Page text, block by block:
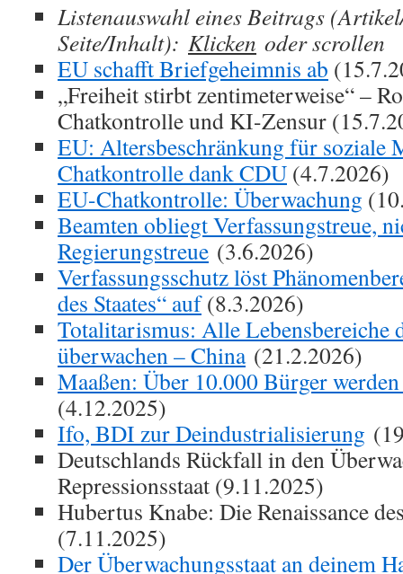
Listenauswahl eines Beitrags
Seite/Inhalt): Klicken oder scrollen
EU schafft Briefgeheimnis ab
„Freiheit stirbt zentimeterweise“ –
Chatkontrolle und KI-Zensur
EU: Altersbeschränkung für soziale
Chatkontrolle dank CDU (4.7.2026)
EU-Chatkontrolle: Überwachung
Beamten obliegt Verfassungstreue,
Regierungstreue (3.6.2026)
Verfassungsschutz löst
des Staates“ auf(8.3.2026)
Totalitarismus: Alle Lebensbereiche
überwachen – China(21.2.2026)
Maaßen: Über 10.000 Bürger
(4.12.2025)
Ifo, BDI zur Deindustrialisierung
Deutschlands Rückfall in den
Repressionsstaat (9.11.2025)
Hubertus Knabe: Die Renaissance
(7.11.2025)
Der Überwachungsstaat an deinem